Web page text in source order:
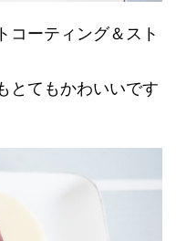
コーティング＆スト
とてもかわいいです